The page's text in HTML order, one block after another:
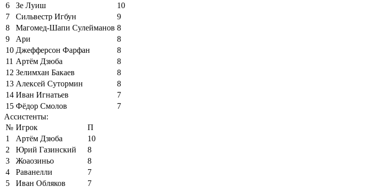
6
Зе Луиш
10
7
Сильвестр Игбун
9
8
Магомед-Шапи Сулейманов 8
9
Ари
8
10 Джефферсон Фарфан
8
11 Артём Дзюба
8
12 Зелимхан Бакаев
8
13 Алексей Сутормин
8
14 Иван Игнатьев
7
15 Фёдор Смолов
7
Ассистенты:
№ Игрок
П
1
Артём Дзюба
10
2
Юрий Газинский
8
3
Жоаозиньо
8
4
Раванелли
7
5
Иван Обляков
7